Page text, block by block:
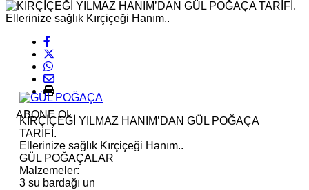
ABONE OL
KIRÇİÇEĞİ YILMAZ HANIM’DAN GÜL POĞAÇA
TARİFİ.
Ellerinize sağlık Kırçiçeği Hanım..
GÜL POĞAÇALAR
Malzemeler:
3 su bardağı un